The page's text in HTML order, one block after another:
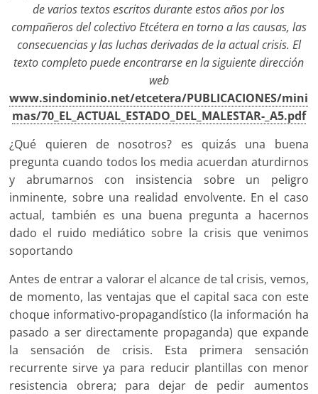
de varios textos escritos durante estos años por los
compañeros del colectivo Etcétera en torno a las causas, las
consecuencias y las luchas derivadas de la actual crisis. El
texto completo puede encontrarse en la siguiente dirección
web
www.sindominio.net/etcetera/PUBLICACIONES/mini
mas/70_EL_ACTUAL_ESTADO_DEL_MALESTAR-_A5.pdf
¿Qué quieren de nosotros? es quizás una buena
pregunta cuando todos los media acuerdan aturdirnos
y abrumarnos con insistencia sobre un peligro
inminente, sobre una realidad envolvente. En el caso
actual, también es una buena pregunta a hacernos
dado el ruido mediático sobre la crisis que venimos
soportando
Antes de entrar a valorar el alcance de tal crisis, vemos,
de momento, las ventajas que el capital saca con este
choque informativo-propagandístico (la información ha
pasado a ser directamente propaganda) que expande
la sensación de crisis. Esta primera sensación
recurrente sirve ya para reducir plantillas con menor
resistencia obrera; para dejar de pedir aumentos